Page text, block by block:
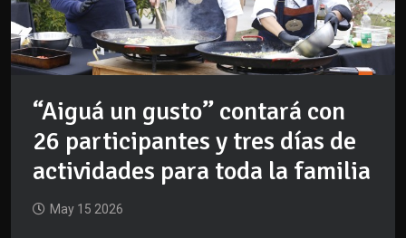
“Aiguá un gusto” contará con
26 participantes y tres días de
actividades para toda la familia
May 15 2026